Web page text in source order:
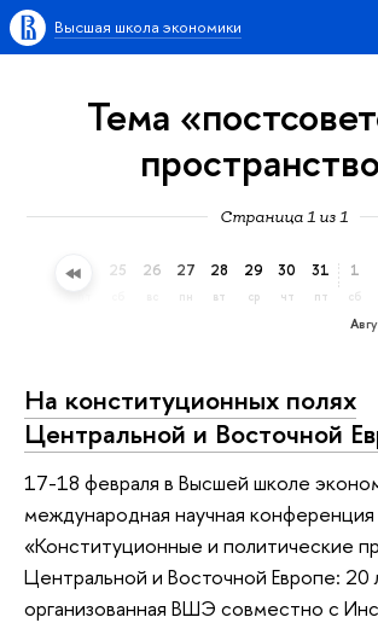
Высшая школа экономики
Тема
Страница 1 из 1
24 25 26 27
пн
28
вт
29
ср
30
чт
31
пт
1
сб
На конституционных полях
Центральной и Восточной
17-18 февраля в Высшей школе
международная научная конференция
«Конституционные и политические
Центральной и Восточной Европе: 20
организованная ВШЭ совместно с